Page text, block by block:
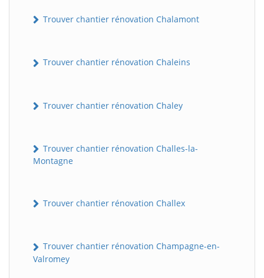
Trouver chantier rénovation Chalamont
Trouver chantier rénovation Chaleins
Trouver chantier rénovation Chaley
Trouver chantier rénovation Challes-la-
Montagne
Trouver chantier rénovation Challex
Trouver chantier rénovation Champagne-en-
Valromey